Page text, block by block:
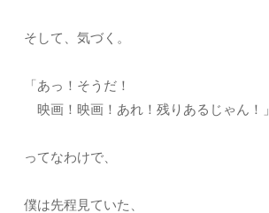
そして、気づく。
「あっ！そうだ！
映画！映画！あれ！残りあるじゃん！」
ってなわけで、
僕は先程見ていた、